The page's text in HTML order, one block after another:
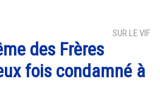
SUR LE VIF
des Frères
fois condamné à